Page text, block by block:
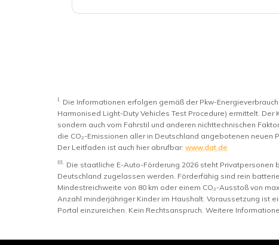
I. Die Informationen erfolgen gemäß der Pkw-
Harmonised Light-Duty Vehicles Test Procedure) ermittelt.
sondern auch vom Fahrstil und anderen nichttechnischen
die CO₂-Emissionen aller in Deutschland angebotenen
Der Leitfaden ist auch hier abrufbar: www.dat.de
III. Die staatliche E-Auto-Förderung 2026 steht
Deutschland zugelassen werden. Förderfähig sind rein
Mindestreichweite von 80 km oder einem CO₂-Ausstoß von
Anzahl minderjähriger Kinder im Haushalt. Voraussetzung ist
Portal einzureichen. Kein Rechtsanspruch. Weitere